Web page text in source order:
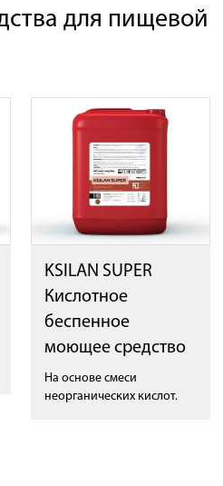
для пищевой
KSILAN SUPER
Кислотное
беспенное
моющее средство
На основе смеси
неорганических кислот.